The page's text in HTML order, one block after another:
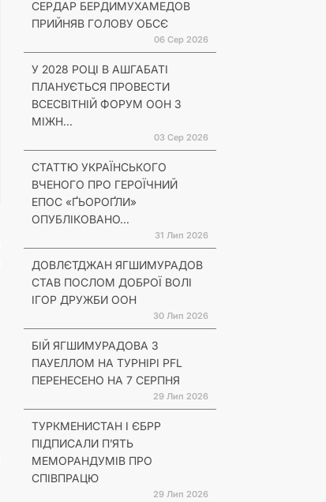
СЕРДАР БЕРДИМУХАМЕДОВ
ПРИЙНЯВ ГОЛОВУ ОБСЄ
06 Сер 2026
У 2028 РОЦІ В АШГАБАТІ
ПЛАНУЄТЬСЯ ПРОВЕСТИ
ВСЕСВІТНІЙ ФОРУМ ООН З
МІЖН...
03 Сер 2026
СТАТТЮ УКРАЇНСЬКОГО
ВЧЕНОГО ПРО ГЕРОЇЧНИЙ
ЕПОС «ҐЬОРОҐЛИ»
ОПУБЛІКОВАНО...
31 Лип 2026
ДОВЛЄТДЖАН ЯГШИМУРАДОВ
СТАВ ПОСЛОМ ДОБРОЇ ВОЛІ
ІГОР ДРУЖБИ ООН
30 Лип 2026
БІЙ ЯГШИМУРАДОВА З
ПАУЕЛЛОМ НА ТУРНІРІ PFL
ПЕРЕНЕСЕНО НА 7 СЕРПНЯ
29 Лип 2026
ТУРКМЕНИСТАН І ЄБРР
ПІДПИСАЛИ П’ЯТЬ
МЕМОРАНДУМІВ ПРО
СПІВПРАЦЮ
29 Лип 2026